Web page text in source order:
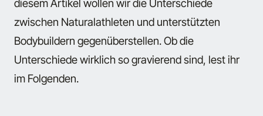
diesem Artikel wollen wir die Unterschiede
zwischen Naturalathleten und unterstützten
Bodybuildern gegenüberstellen. Ob die
Unterschiede wirklich so gravierend sind, lest ihr
im Folgenden.